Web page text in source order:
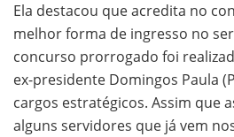
Ela destacou que acredita no
melhor forma de ingresso no
concurso prorrogado foi
ex-presidente Domingos Paula
cargos estratégicos. Assim que
alguns servidores que já vem